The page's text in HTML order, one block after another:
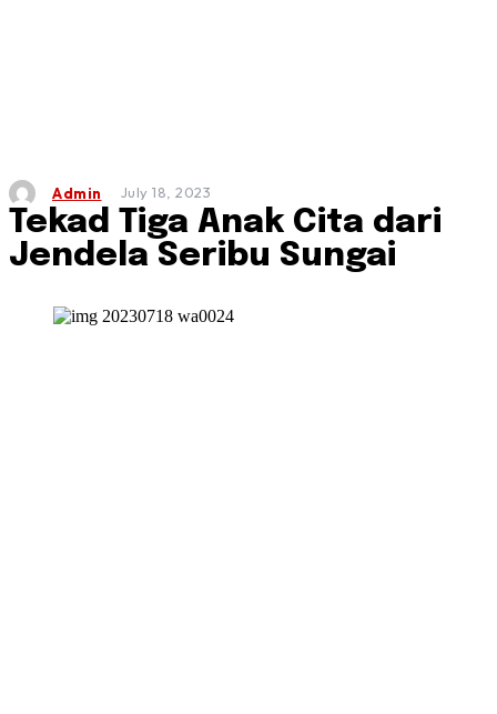
Admin July 18, 2023
Tekad Tiga Anak Cita dari
Jendela Seribu Sungai